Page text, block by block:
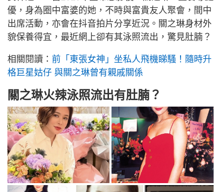
優，身為圈中富婆的她，不時與富貴友人聚會，間中
出席活動，亦會在抖音拍片分享近況。關之琳身材外
貌保養得宜，最近網上卻有其泳照流出，驚見肚腩？
相關閱讀： 前「東張女神」坐私人飛機睇騷！隨時升
格巨星姑仔 與關之琳曾有親戚關係
關之琳火辣泳照流出有肚腩？